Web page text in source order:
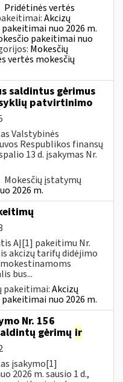
Pridėtinės vertės
Akcizų
nuo 2026 m.
pakeitimai nuo
Mokesčių
vertės mokesčių
saldintus gėrimus
patvirtinimo
Valstybinės
Respublikos finansų
13 d. įsakymas Nr.
Mokesčių įstatymų
2026 m.
AĮ[1] pakeitimu Nr.
akcizų tarifų didėjimo
bus...
pakeitimai:Akcizų
nuo 2026 m.
Nr. 156
gėrimų ir
įsakymo[1]
2026 m. sausio 1 d.,